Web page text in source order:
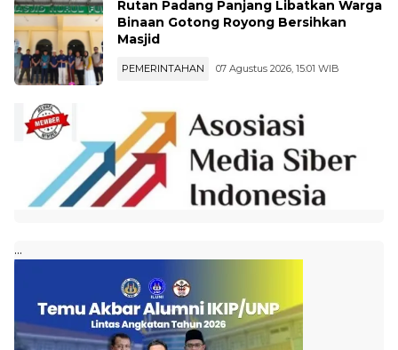
Rutan Padang Panjang Libatkan Warga
Binaan Gotong Royong Bersihkan
Masjid
PEMERINTAHAN 07 Agustus 2026, 15:01 WIB
...